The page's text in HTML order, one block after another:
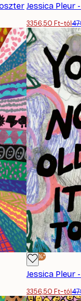
Jessica Pleur
3356,50 Ft-tól
-30%*
3356,50 Ft-tól